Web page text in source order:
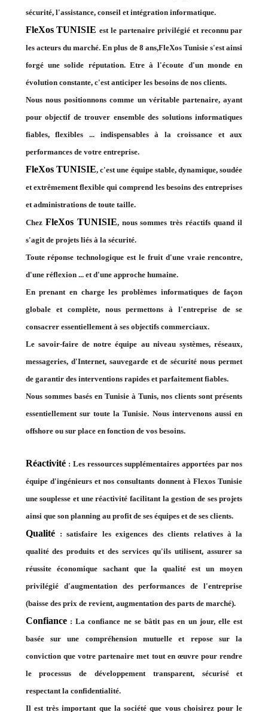
sécurité, l'assistance, conseil et intégration informatique.
FleXos TUNISIEest le partenaire privilégié et reconnu par
les acteurs du marché. En plus de 8 ans,FleXos Tunisie s'est ainsi
forgé une solide réputation. Etre à l'écoute d'un monde en
évolution constante, c'est anticiper les besoins de nos clients.
Nous nous positionnons comme un véritable partenaire, ayant
pour objectif de trouver ensemble des solutions informatiques
fiables, flexibles ... indispensables à la croissance et aux
performances de votre entreprise.
FleXos TUNISIE, c'est une équipe stable, dynamique, soudée
et extrêmement flexible qui comprend les besoins des entreprises
et administrations de toute taille.
Chez FleXos TUNISIE, nous sommes très réactifs quand il
s'agit de projets liés à la sécurité.
Toute réponse technologique est le fruit d'une vraie rencontre,
d'une réflexion ... et d'une approche humaine.
En prenant en charge les problèmes informatiques de façon
globale et complète, nous permettons à l'entreprise de se
consacrer essentiellement à ses objectifs commerciaux.
Le savoir-faire de notre équipe au niveau systèmes, réseaux,
messageries, d'Internet, sauvegarde et de sécurité nous permet
de garantir des interventions rapides et parfaitement fiables.
Nous sommes basés en Tunisie à Tunis, nos clients sont présents
essentiellement sur toute la Tunisie. Nous intervenons aussi en
offshore ou sur place en fonction de vos besoins.
Réactivité : Les ressources supplémentaires apportées par nos
équipe d'ingénieurs et nos consultants donnent à Flexos Tunisie
une souplesse et une réactivité facilitant la gestion de ses projets
ainsi que son planning au profit de ses équipes et de ses clients.
Qualité : satisfaire les exigences des clients relatives à la
qualité des produits et des services qu'ils utilisent, assurer sa
réussite économique sachant que la qualité est un moyen
privilégié d'augmentation des performances de l'entreprise
(baisse des prix de revient, augmentation des parts de marché).
Confiance: La confiance ne se bâtit pas en un jour, elle est
basée sur une compréhension mutuelle et repose sur la
conviction que votre partenaire met tout en œuvre pour rendre
le processus de développement transparent, sécurisé et
respectant la confidentialité.
Il est très important que la société que vous choisirez pour le